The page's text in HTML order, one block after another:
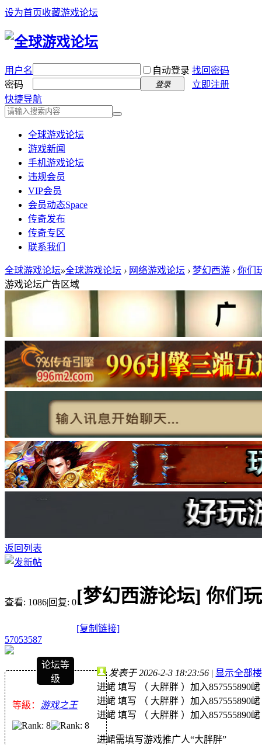
设为首页收藏游戏论坛
用户名 自动登录 找回密码
密码
登录
立即注册
快捷导航
全球游戏论坛
游戏新闻
手机游戏论坛
违规会员
VIP会员
会员动态Space
传奇发布
传奇专区
联系我们
全球游戏论坛»全球游戏论坛 › 网络游戏论坛 › 梦幻西游 › 你们
游戏论坛广告区域
返回列表
查看: 1086|回复: 0[梦幻西游论坛] 你们
[复制链接]
57053587
论坛等
级
等級： 游戏之王
发表于 2026-2-3 18:23:56 | 显示全部
进峮 填写 （ 大胖胖 ）加入857555890峮
进峮 填写 （ 大胖胖 ）加入857555890峮
进峮 填写 （ 大胖胖 ）加入857555890峮
进峮需填写游戏推广人“大胖胖”